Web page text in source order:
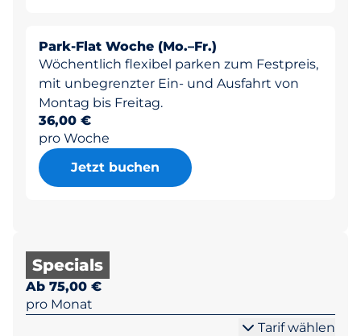
Park-Flat Woche (Mo.–Fr.)
Wöchentlich flexibel parken zum Festpreis,
mit unbegrenzter Ein- und Ausfahrt von
Montag bis Freitag.
36,00 €
pro Woche
Jetzt buchen
Specials
Ab 75,00 €
pro Monat
Tarif wählen